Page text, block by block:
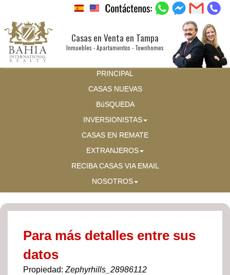
Casas en Venta en Tampa
Inmuebles - Apartamentos - Townhomes
PRINCIPAL
CASAS NUEVAS
BúSQUEDA
INVERSIONISTAS
CASAS EN REMATE
EXTRANJEROS
RECIBA CASAS VIA EMAIL
NOSOTROS
Para más detalles entre sus
datos
Propiedad: Zephyrhills_28986112